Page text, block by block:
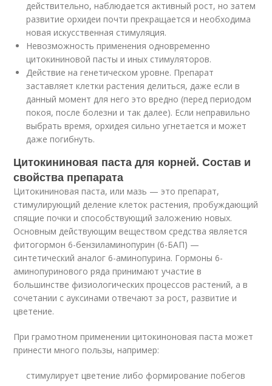
действительно, наблюдается активный рост, но затем
развитие орхидеи почти прекращается и необходима
новая искусственная стимуляция.
Невозможность применения одновременно
цитокининовой пасты и иных стимуляторов.
Действие на генетическом уровне. Препарат
заставляет клетки растения делиться, даже если в
данный момент для него это вредно (перед периодом
покоя, после болезни и так далее). Если неправильно
выбрать время, орхидея сильно угнетается и может
даже погибнуть.
Цитокининовая паста для корней. Состав и
свойства препарата
Цитокининовая паста, или мазь — это препарат,
стимулирующий деление клеток растения, пробуждающий
спящие почки и способствующий заложению новых.
Основным действующим веществом средства является
фитогормон 6-бензиламинопурин (6-БАП) —
синтетический аналог 6-аминопурина. Гормоны 6-
аминопуринового ряда принимают участие в
большинстве физиологических процессов растений, а в
сочетании с ауксинами отвечают за рост, развитие и
цветение.
При грамотном применении цитокиноновая паста может
принести много пользы, например:
стимулирует цветение либо формирование побегов